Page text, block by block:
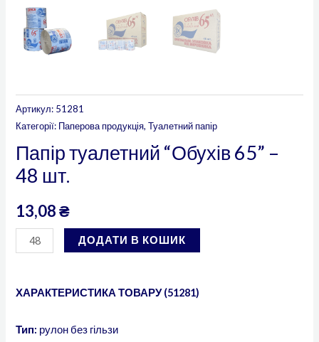
Артикул: 51281
Категорії: Паперова продукція,Туалетний папір
Папір туалетний “Обухів 65” –
48 шт.
13,08₴
ДОДАТИ В КОШИК
ХАРАКТЕРИСТИКА ТОВАРУ (51281)
Тип: рулон без гільзи